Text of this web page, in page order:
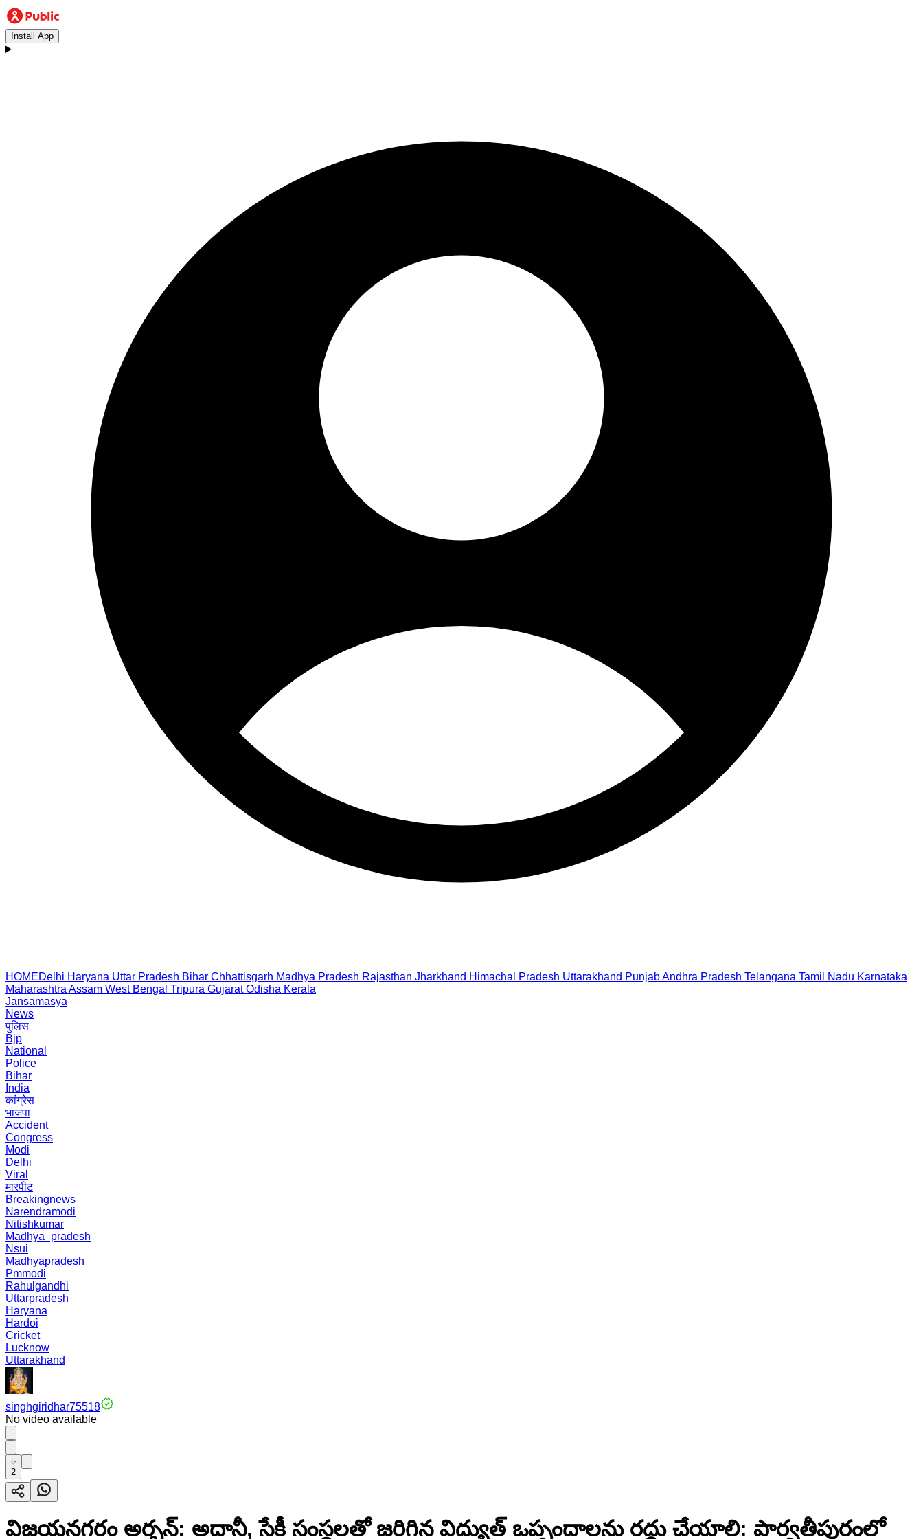
Install App
HOMEDelhi Haryana Uttar Pradesh Bihar Chhattisgarh Madhya Pradesh Rajasthan Jharkhand Himachal Pradesh Uttarakhand PunjabAndhra Pradesh Telangana Tamil Nadu Karnataka
Maharashtra Assam West Bengal Tripura Gujarat Odisha Kerala
Jansamasya
News
पुलिस
Bjp
National
Police
Bihar
India
कांग्रेस
भाजपा
Accident
Congress
Modi
Delhi
Viral
मारपीट
Breakingnews
Narendramodi
Nitishkumar
Madhya_pradesh
Nsui
Madhyapradesh
Pmmodi
Rahulgandhi
Uttarpradesh
Haryana
Hardoi
Cricket
Lucknow
Uttarakhand
singhgiridhar75518
No video available
2
విజయనగరం అర్బన్: అదానీ, సేకీ సంస్థలతో జరిగిన విద్యుత్ ఒప్పందాలను రద్దు చేయాలి: పార్వతీపురంలో